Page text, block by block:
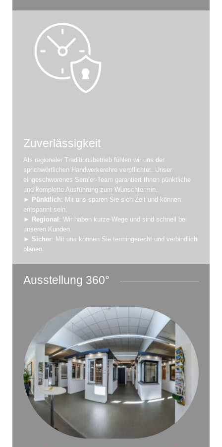
Zuverlässigkeit
Als regionaler Traditionsbetrieb fühlen wir uns der
sprichwörtlichen Handwerkerehre verpflichtet. Unser
eingeschworenes Semler-Team garantiert Ihnen pünktliche
und komplette Ausführung zum Wunschtermin.
►
Pünktlich: Mit uns sparen Sie sich Zeit und können
entspannt sein.
►
Regional : Wir haben kurze Wege und sind schnell bei
unseren Kunden.
► Sicher: Mit uns können Sie termingerecht und verbindlich
planen.
Ausstellung 360°